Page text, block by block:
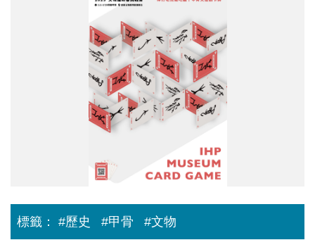
標籤：
#歷史 #甲骨 #文物